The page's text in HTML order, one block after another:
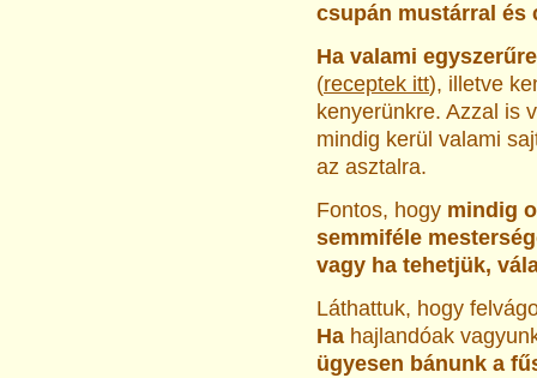
csupán mustárral és
Ha valami
(receptek itt), illetve
kenyerünkre. Azzal is
mindig kerül valami
az asztalra.
Fontos, hogy mindig
semmiféle
vagy ha tehetjük,
Láthattuk, hogy
Ha hajlandóak
ügyesen bánunk a